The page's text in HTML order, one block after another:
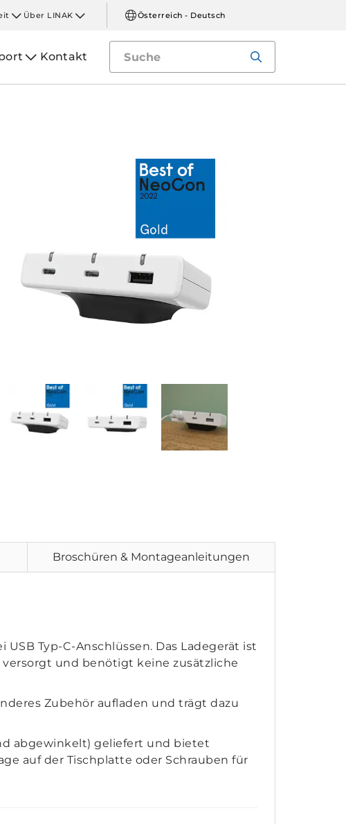
Über LINAK Österreich - Deutsch
Kontakt
Broschüren & Montageanleitungen
Typ-C-Anschlüssen. Das Ladegerät ist
und benötigt keine zusätzliche
Zubehör aufladen und trägt dazu
abgewinkelt) geliefert und bietet
auf der Tischplatte oder Schrauben für